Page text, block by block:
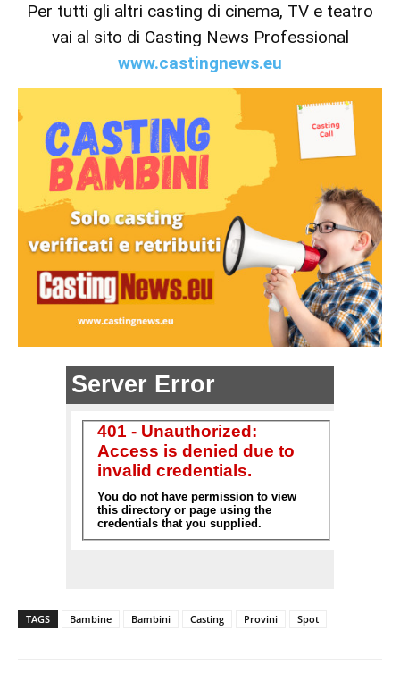
Per tutti gli altri casting di cinema, TV e teatro
vai al sito di Casting News Professional
www.castingnews.eu
TAGS Bambine Bambini Casting Provini Spot